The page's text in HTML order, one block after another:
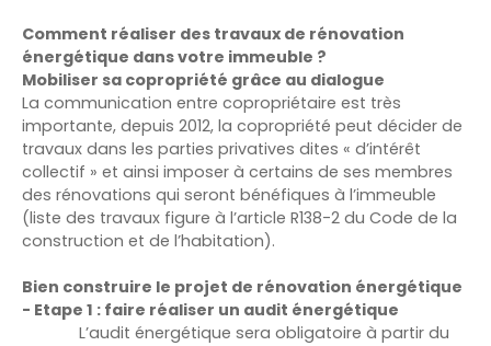
Comment réaliser des travaux de rénovation
énergétique dans votre immeuble ?
Mobiliser sa copropriété grâce au dialogue
La communication entre copropriétaire est très
importante, depuis 2012, la copropriété peut décider de
travaux dans les parties privatives dites « d’intérêt
collectif » et ainsi imposer à certains de ses membres
des rénovations qui seront bénéfiques à l’immeuble
(liste des travaux figure à l’article R138-2 du Code de la
construction et de l’habitation).
Bien construire le projet de rénovation énergétique
- Etape 1 : faire réaliser un audit énergétique
L’audit énergétique sera obligatoire à partir du